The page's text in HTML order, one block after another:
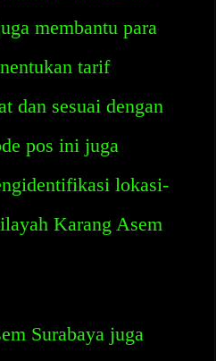
membantu para
tarif
dan sesuai dengan
pos ini juga
lokasi-
Karang Asem
Surabaya juga